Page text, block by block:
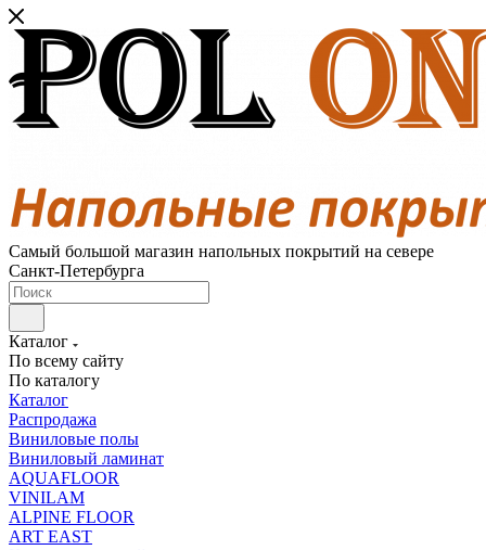
Самый большой магазин напольных покрытий на севере
Санкт-Петербурга
Каталог
По всему сайту
По каталогу
Каталог
Распродажа
Виниловые полы
Виниловый ламинат
AQUAFLOOR
VINILAM
ALPINE FLOOR
ART EAST